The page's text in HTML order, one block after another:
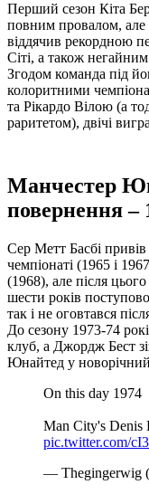
Перший сезон Кіта
повним провалом, але
віддячив рекордною
Сіті, а також
Згодом команда під
колоритними
та Рікардо Вілою (а
раритетом), двічі
Манчестер
повернення –
Сер Метт Басбі
чемпіонаті (1965 і
(1968), але після
шести років
так і не оговтався
До сезону 1973-74
клуб, а Джордж Бест
Юнайтед у
On this day 1974
Man City's Denis
pic.twitter.com/
— Thegingerwig